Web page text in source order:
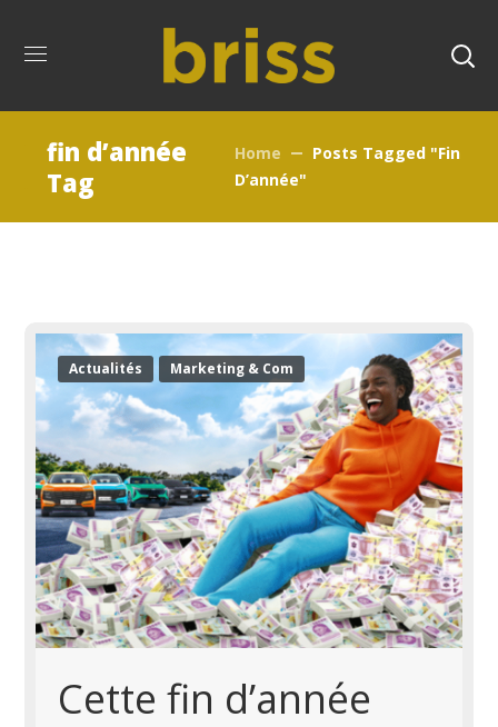
fin d’année
Tag
Home
Posts Tagged "fin
D’année"
Actualités Marketing & Com
Cette fin d’année